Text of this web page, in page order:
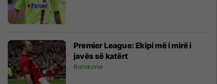
Premier League: Ekipi më i mirë i
javës së katërt
Rishikime